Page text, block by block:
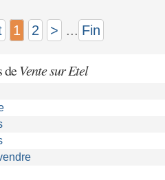
1 2 > ... Fin
deVente sur Etel